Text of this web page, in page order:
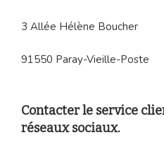
3 Allée Hélène Boucher
91550 Paray-Vieille-Poste
Contacter le service
réseaux sociaux.